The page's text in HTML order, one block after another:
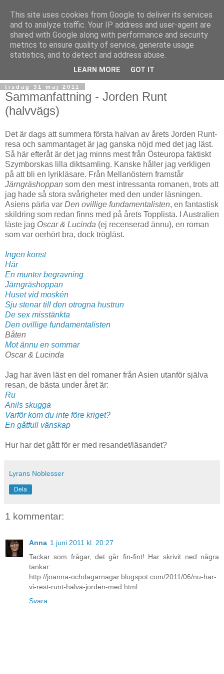
tisdag 31 maj 2011
Sammanfattning - Jorden Runt
(halvvägs)
Det är dags att summera första halvan av årets Jorden Runt-
resa och sammantaget är jag ganska nöjd med det jag läst.
Så här efteråt är det jag minns mest från Östeuropa faktiskt
Szymborskas lilla diktsamling. Kanske håller jag verkligen
på att bli en lyrikläsare. Från Mellanöstern framstår
Järngräshoppan som den mest intressanta romanen, trots att
jag hade så stora svårigheter med den under läsningen.
Asiens pärla var Den ovillige fundamentalisten, en fantastisk
skildring som redan finns med på årets Topplista. I Australien
läste jag Oscar & Lucinda (ej recenserad ännu), en roman
som var oerhört bra, dock trögläst.
Ingen konst
Här
En munter begravning
Järngräshoppan
Huset vid moskén
Sju stenar till den otrogna hustrun
De sex misstänkta
Den ovillige fundamentalisten
Båten
Mot ännu en sommar
Oscar & Lucinda
Jag har även läst en del romaner från Asien utanför själva
resan, de bästa under året är:
Ru
Anils skugga
Varför kom du inte före kriget?
En gåtfull vänskap
Hur har det gått för er med resandet/läsandet?
Lyrans Noblesser
Dela
1 kommentar:
Anna 1 juni 2011 kl. 20:27
Tackar som frågar, det går fin-fint! Har skrivit ned några
tankar:
http://joanna-ochdagarnagar.blogspot.com/2011/06/nu-har-
vi-rest-runt-halva-jorden-med.html
Svara
This site uses cookies from Google to deliver its services
and to analyze traffic. Your IP address and user-agent are
shared with Google along with performance and security
metrics to ensure quality of service, generate usage
statistics, and to detect and address abuse.
LEARN MORE GOT IT